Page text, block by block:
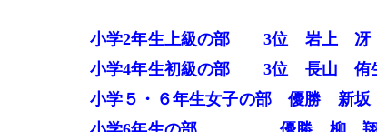
小学2年生上級の部 3位 岩上 冴
小学4年生初級の部 3位 長山 侑
小学５・６年生女子の部 優勝 新